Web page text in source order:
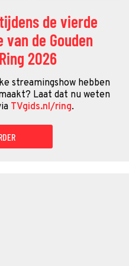
de vierde
de Gouden
2026
streamingshow hebben
Laat dat nu weten
TVgids.nl/ring.